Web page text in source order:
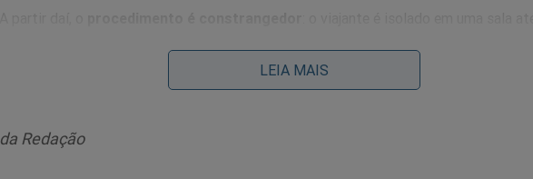
Circulam rumores sobre possíveis deportações de familiares dos magistrados, entre
está o nome de Bernardo Barroso, filho de Luís Roberto Barroso, que atua no banco
LEIA MAIS
da Redação